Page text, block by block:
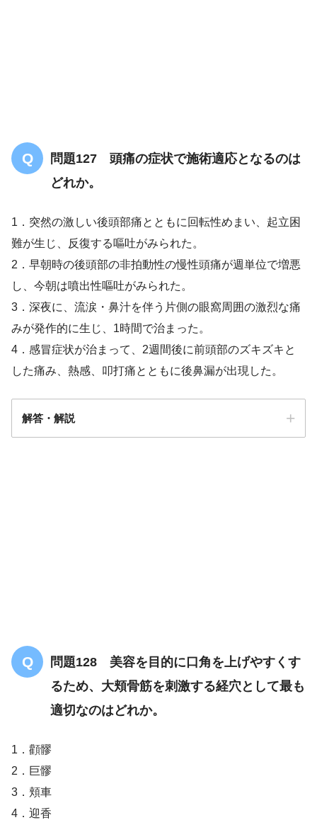
問題127 頭痛の症状で施術適応となるのは
どれか。
1．突然の激しい後頭部痛とともに回転性めまい、起立困
難が生じ、反復する嘔吐がみられた。
2．早朝時の後頭部の非拍動性の慢性頭痛が週単位で増悪
し、今朝は噴出性嘔吐がみられた。
3．深夜に、流涙・鼻汁を伴う片側の眼窩周囲の激烈な痛
みが発作的に生じ、1時間で治まった。
4．感冒症状が治まって、2週間後に前頭部のズキズキと
した痛み、熱感、叩打痛とともに後鼻漏が出現した。
解答・解説
問題128 美容を目的に口角を上げやすくす
るため、大頬骨筋を刺激する経穴として最も
適切なのはどれか。
1．顴髎
2．巨髎
3．頬車
4．迎香